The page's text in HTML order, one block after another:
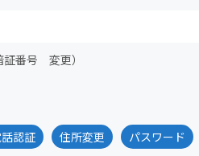
証番号 変更）
認証 住所変更 パスワード